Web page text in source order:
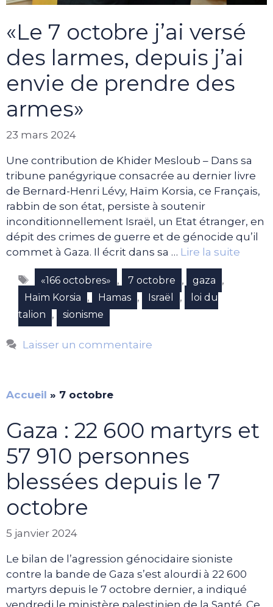
«Le 7 octobre j’ai versé
des larmes, depuis j’ai
envie de prendre des
armes»
23 mars 2024
Une contribution de Khider Mesloub – Dans sa
tribune panégyrique consacrée au dernier livre
de Bernard-Henri Lévy, Haïm Korsia, ce Français,
rabbin de son état, persiste à soutenir
inconditionnellement Israël, un Etat étranger, en
dépit des crimes de guerre et de génocide qu’il
commet à Gaza. Il écrit dans sa … Lire la suite
Étiquettes
«166 octobres» , 7 octobre , gaza ,
Haïm Korsia , Hamas , Israël ,
loi du
talion
, sionisme
Laisser un commentaire
Accueil » 7 octobre
Gaza : 22 600 martyrs et
57 910 personnes
blessées depuis le 7
octobre
5 janvier 2024
Le bilan de l’agression génocidaire sioniste
contre la bande de Gaza s’est alourdi à 22 600
martyrs depuis le 7 octobre dernier, a indiqué
vendredi le ministère palestinien de la Santé. Ce